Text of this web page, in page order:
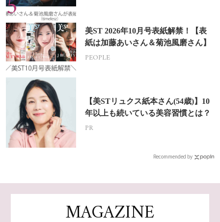
美ST 2026年10月号表紙解禁！【表
紙は加藤あいさん＆菊池風磨さん】
PEOPLE
【美STリュクス紙本さん(54歳)】10
年以上も続いている美容習慣とは？
PR
Recommended by
MAGAZINE